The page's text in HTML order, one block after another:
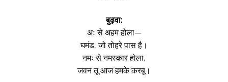
बुढ़वा:
अः से अहम होला—
घमंड, जो तोहरे पास है।
नमः से नमस्कार होला,
जवन तू आज हमके करबू।